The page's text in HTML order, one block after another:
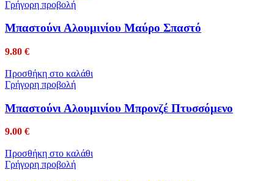
Γρήγορη προβολή
Μπαστούνι Αλουμινίου Μαύρο Σπαστό
9.80 €
Προσθήκη στο καλάθι
Γρήγορη προβολή
Μπαστούνι Αλουμινίου Μπρονζέ Πτυσσόμενο
9.00 €
Προσθήκη στο καλάθι
Γρήγορη προβολή